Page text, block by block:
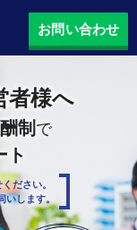
お問い合わせ
者様へ
制 で
ト
ださい。
します。